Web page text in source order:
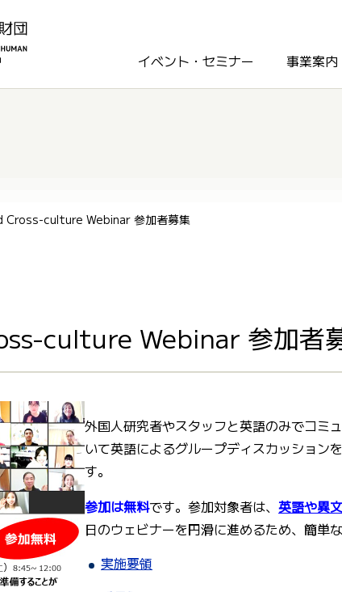
イベント・セミナー
事業案内
culture Webinar 参加者募集
culture Webinar 参加者
外国人研究者やスタッフと英語のみでコミ
いて英語によるグループディスカッション
す。
参加は無料です。参加対象者は、 英語や異
日のウェビナーを円滑に進めるため、簡単
実施要領